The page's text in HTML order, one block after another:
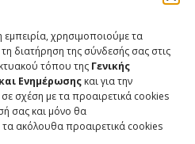
χρησιμοποιούμε τα
διατήρηση της σύνδεσής σας στις
τόπου της Γενικής
Ενημέρωσης και για την
σχέση με τα προαιρετικά cookies
σας και μόνο θα
ακόλουθα προαιρετικά cookies